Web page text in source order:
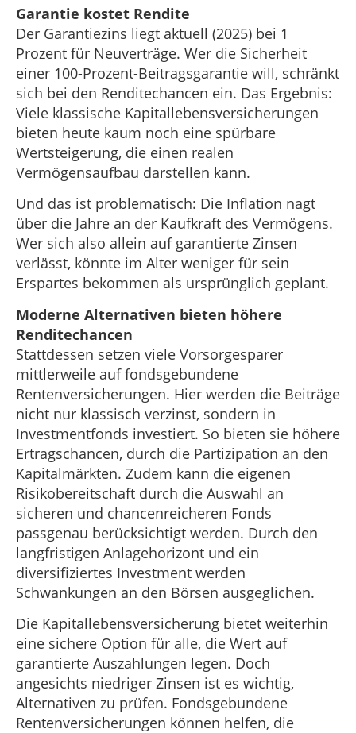
Garantie kostet Rendite
Der Garantiezins liegt aktuell (2025) bei 1
Prozent für Neuverträge. Wer die Sicherheit
einer 100-Prozent-Beitragsgarantie will, schränkt
sich bei den Renditechancen ein. Das Ergebnis:
Viele klassische Kapitallebensversicherungen
bieten heute kaum noch eine spürbare
Wertsteigerung, die einen realen
Vermögensaufbau darstellen kann.
Und das ist problematisch: Die Inflation nagt
über die Jahre an der Kaufkraft des Vermögens.
Wer sich also allein auf garantierte Zinsen
verlässt, könnte im Alter weniger für sein
Erspartes bekommen als ursprünglich geplant.
Moderne Alternativen bieten höhere
Renditechancen
Stattdessen setzen viele Vorsorgesparer
mittlerweile auf fondsgebundene
Rentenversicherungen. Hier werden die Beiträge
nicht nur klassisch verzinst, sondern in
Investmentfonds investiert. So bieten sie höhere
Ertragschancen, durch die Partizipation an den
Kapitalmärkten. Zudem kann die eigenen
Risikobereitschaft durch die Auswahl an
sicheren und chancenreicheren Fonds
passgenau berücksichtigt werden. Durch den
langfristigen Anlagehorizont und ein
diversifiziertes Investment werden
Schwankungen an den Börsen ausgeglichen.
Die Kapitallebensversicherung bietet weiterhin
eine sichere Option für alle, die Wert auf
garantierte Auszahlungen legen. Doch
angesichts niedriger Zinsen ist es wichtig,
Alternativen zu prüfen. Fondsgebundene
Rentenversicherungen können helfen, die